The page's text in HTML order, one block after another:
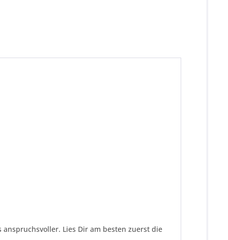
Lies Dir am besten zuerst die